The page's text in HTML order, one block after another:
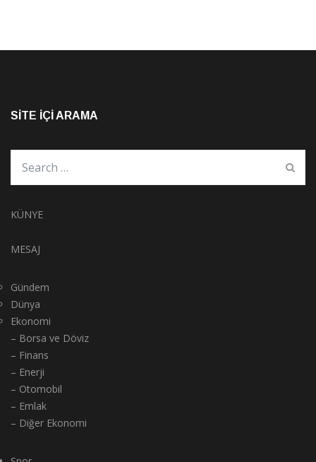
SITE İÇI ARAMA
KÜNYE
MESAJ
Gündem
Dünya
Ekonomi
– Borsa ve Döviz
– Finans
– Enerji
– Otomobil
– Emlak
– Diğer Ekonomi